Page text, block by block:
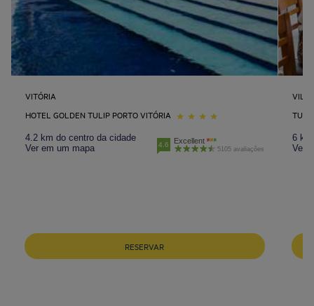
VITÓRIA
HOTEL GOLDEN TULIP PORTO VITÓRIA
4.2 km do centro da cidade
Ver em um mapa
4.6 Excellent
5105 avaliações
RESERVAR
VILA
6
Ver